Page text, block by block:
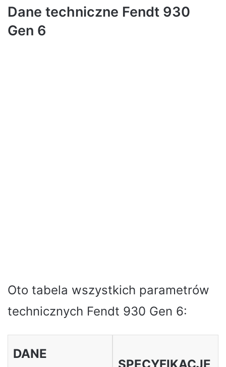
Dane techniczne Fendt 930
Gen 6
Oto tabela wszystkich parametrów
technicznych Fendt 930 Gen 6:
DANE
SPECYFIKACJE